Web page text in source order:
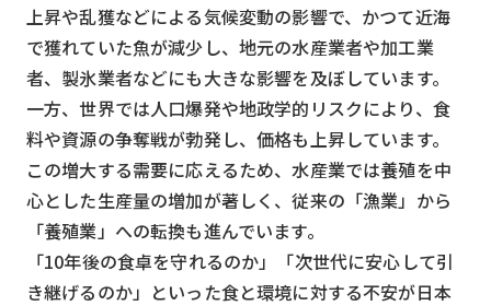
上昇や乱獲などによる気候変動の影響で、かつて近海
で獲れていた魚が減少し、地元の水産業者や加工業
者、製氷業者などにも大きな影響を及ぼしています。
一方、世界では人口爆発や地政学的リスクにより、食
料や資源の争奪戦が勃発し、価格も上昇しています。
この増大する需要に応えるため、水産業では養殖を中
心とした生産量の増加が著しく、従来の「漁業」から
「養殖業」への転換も進んでいます。
「10年後の食卓を守れるのか」「次世代に安心して引
き継げるのか」といった食と環境に対する不安が日本